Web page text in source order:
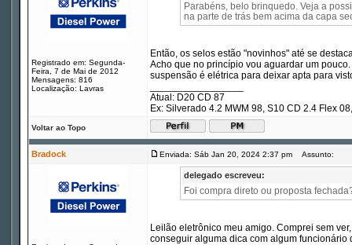
Registrado em: Segunda-
Feira, 7 de Mai de 2012
Mensagens: 816
Localização: Lavras
Parabéns, belo brinquedo. Veja a
na parte de trás bem acima da capa
Então, os selos estão "novinhos" até se
Acho que no princípio vou aguardar um
suspensão é elétrica para deixar apta para
Atual: D20 CD 87
Ex: Silverado 4.2 MWM 98, S10 CD 2.4 Flex
Voltar ao Topo
Bradock Enviada: Sáb Jan 20, 2024 2:37 pm Assunto:
delegado escreveu:
Foi compra direto ou proposta
Leilão eletrônico meu amigo. Comprei sem
conseguir alguma dica com algum